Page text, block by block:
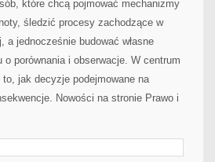
które chcą pojmować mechanizmy
śledzić procesy zachodzące w
a jednocześnie budować własne
o porównania i obserwacje. W centrum
jak decyzje podejmowane na
Nowości na stronie Prawo i